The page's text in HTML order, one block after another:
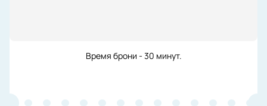
Время брони - 30 минут.